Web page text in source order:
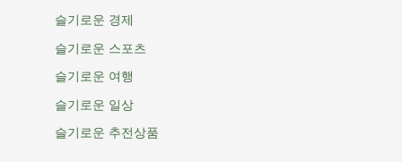
슬기로운 경제
슬기로운 스포츠
슬기로운 여행
슬기로운 일상
슬기로운 추전상품